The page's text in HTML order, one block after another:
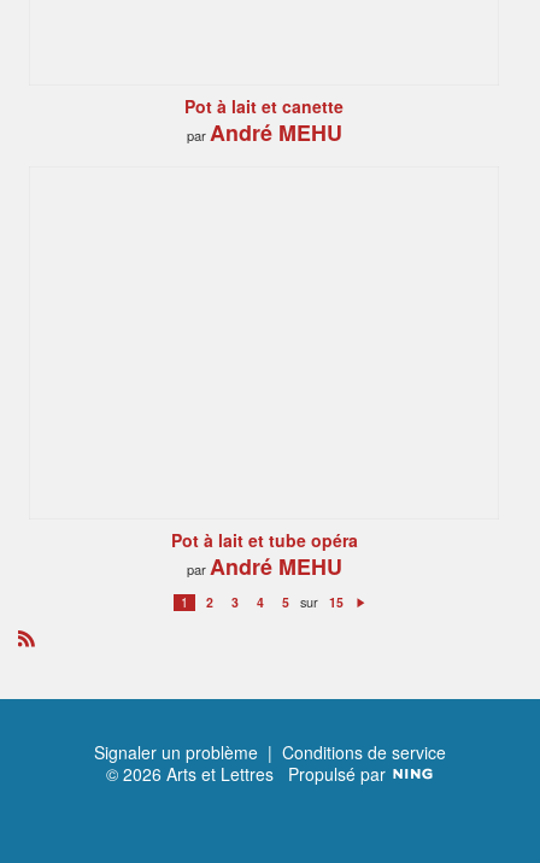
Pot à lait et canette
parAndré MEHU
Pot à lait et tube opéra
parAndré MEHU
1 2 3 4 5 sur 15
Signaler un problème | Conditions de service
© 2026 Arts et Lettres Propulsé par